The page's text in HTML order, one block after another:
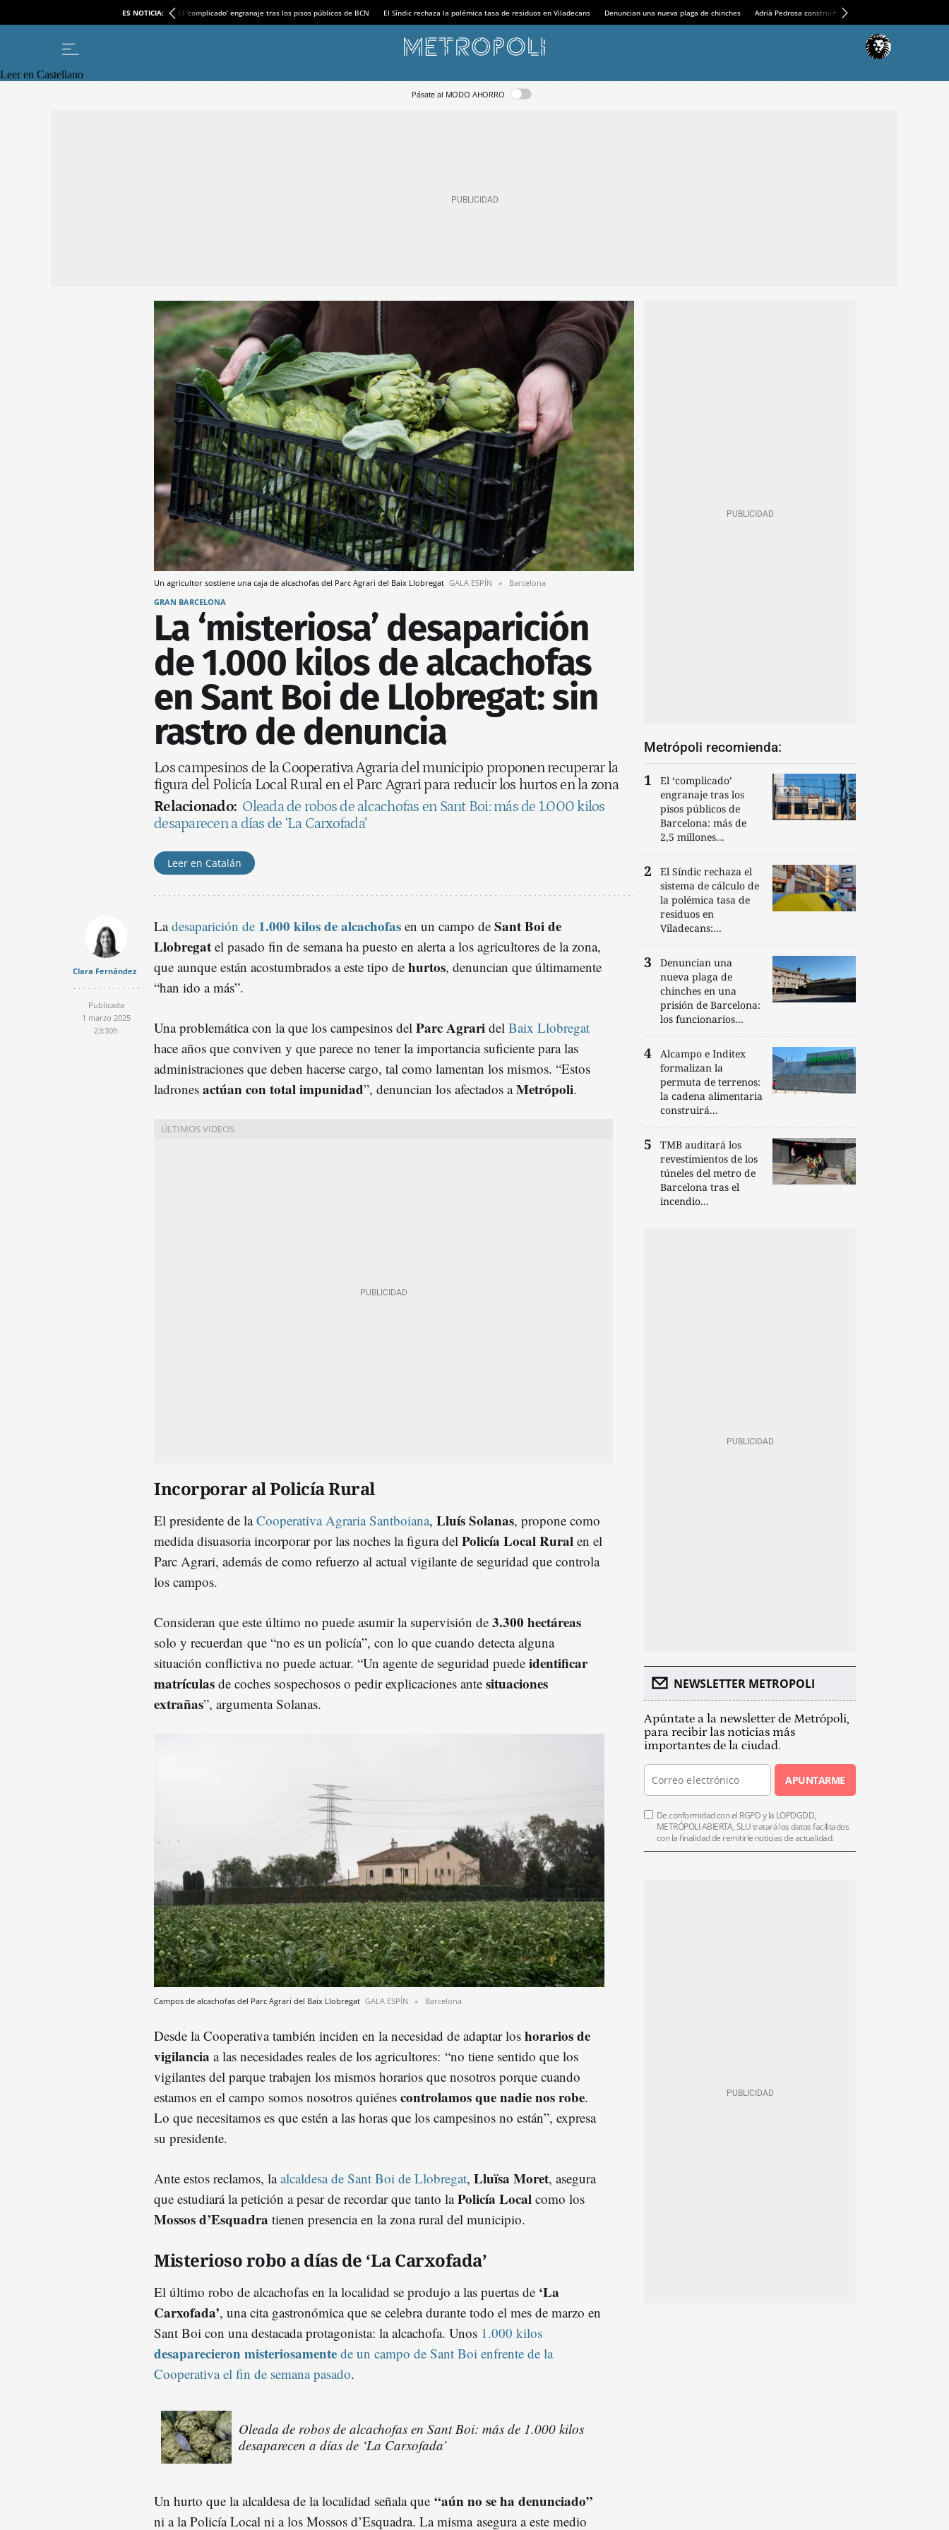
ES NOTICIA: El ‘complicado’ engranaje tras los pisos públicos de BCN El Síndic rechaza la polémica tasa de residuos en Viladecans Denuncian una nueva plaga de chinches Adrià Pedrosa construirá la nueva residencia en el
Leer en Castellano
Pásate al MODO AHORRO
Un agricultor sostiene una caja de alcachofas del Parc Agrari del Baix Llobregat GALA ESPÍN
Barcelona
GRAN BARCELONA
La ‘misteriosa’ desaparición
de 1.000 kilos de alcachofas
en Sant Boi de Llobregat: sin
rastro de denuncia
Los campesinos de la Cooperativa Agraria del municipio proponen recuperar la
figura del Policía Local Rural en el Parc Agrari para reducir los hurtos en la zona
Relacionado: Oleada de robos de alcachofas en Sant Boi: más de 1.000 kilos
desaparecen a días de ‘La Carxofada’
Leer en Catalán
Clara Fernández
Publicada
1 marzo 2025
23:30h
Ladesaparición de 1.000 kilos de alcachofas en un campo de Sant Boi de
Llobregat el pasado fin de semana ha puesto en alerta a los agricultores de la zona,
que aunque están acostumbrados a este tipo de hurtos, denuncian que últimamente
“han ido a más”.
Una problemática con la que los campesinos del Parc Agrari del Baix Llobregat
hace años que conviven y que parece no tener la importancia suficiente para las
administraciones que deben hacerse cargo, tal como lamentan los mismos. “Estos
ladrones actúan con total impunidad”, denuncian los afectados aMetrópoli.
Incorporar al Policía Rural
El presidente de laCooperativa Agraria Santboiana, Lluís Solanas, propone como
medida disuasoria incorporar por las noches la figura del Policía Local Rural en el
Parc Agrari, además de como refuerzo al actual vigilante de seguridad que controla
los campos.
Consideran que este último no puede asumir la supervisión de 3.300 hectáreas
solo y recuerdan que “no es un policía”, con lo que cuando detecta alguna
situación conflictiva no puede actuar. “Un agente de seguridad puede identificar
matrículas de coches sospechosos o pedir explicaciones ante situaciones
extrañas”, argumenta Solanas.
Campos de alcachofas del Parc Agrari del Baix Llobregat GALA ESPÍN Barcelona
Desde la Cooperativa también inciden en la necesidad de adaptar los horarios de
vigilancia a las necesidades reales de los agricultores: “no tiene sentido que los
vigilantes del parque trabajen los mismos horarios que nosotros porque cuando
estamos en el campo somos nosotros quiénes controlamos que nadie nos robe.
Lo que necesitamos es que estén a las horas que los campesinos no están”, expresa
su presidente.
Ante estos reclamos, laalcaldesa de Sant Boi de Llobregat, Lluïsa Moret, asegura
que estudiará la petición a pesar de recordar que tanto laPolicía Local como los
Mossos d’Esquadra tienen presencia en la zona rural del municipio.
Misterioso robo a días de ‘La Carxofada’
El último robo de alcachofas en la localidad se produjo a las puertas de ‘La
Carxofada’, una cita gastronómica que se celebra durante todo el mes de marzo en
Sant Boi con una destacada protagonista: la alcachofa. Unos 1.000 kilos
desaparecieron misteriosamente de un campo de Sant Boi enfrente de la
Cooperativa el fin de semana pasado.
Oleada de robos de alcachofas en Sant Boi: más de 1.000 kilos
desaparecen a días de ‘La Carxofada’
Un hurto que la alcaldesa de la localidad señala que “aún no se ha denunciado”
ni a la Policía Local ni a los Mossos d’Esquadra. La misma asegura a este medio
Metrópoli recomienda:
El ‘complicado’
engranaje tras los
pisos públicos de
Barcelona: más de
2,5 millones...
El Síndic rechaza el
sistema de cálculo de
la polémica tasa de
residuos en
Viladecans:...
Denuncian una
nueva plaga de
chinches en una
prisión de Barcelona:
los funcionarios...
Alcampo e Inditex
formalizan la
permuta de terrenos:
la cadena alimentaria
construirá...
TMB auditará los
revestimientos de los
túneles del metro de
Barcelona tras el
incendio...
NEWSLETTER METROPOLI
Apúntate a la newsletter de Metrópoli,
para recibir las noticias más
importantes de la ciudad.
APUNTARME
De conformidad con el RGPD y la LOPDGDD,
METRÓPOLI ABIERTA, SLU tratará los datos facilitados
con la finalidad de remitirle noticias de actualidad.